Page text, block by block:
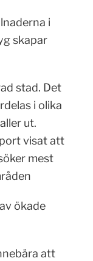
i
skapar
stad. Det
i olika
ut.
visat att
mest
ökade
att